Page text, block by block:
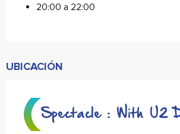
20:00 a 22:00
UBICACIÓN
Spectacle : With U2